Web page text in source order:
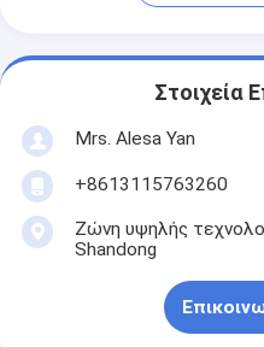
Στοιχεία
Mrs. Alesa Yan
+8613115763260
Ζώνη υψηλής
Shandong